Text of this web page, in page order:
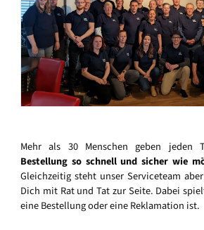
Mehr als 30 Menschen geben jeden
Bestellung so schnell und sicher wie
Gleichzeitig steht unser Serviceteam
Dich mit Rat und Tat zur Seite. Dabei
eine Bestellung oder eine Reklamation ist.